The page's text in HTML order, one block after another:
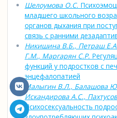
Шелоумова О.С.
младшего школьного
органов дыхания при
связь с ранними
Никишина В.Б., Петраш
Г.М., Маргарян С.Р.
функций у подростков с
энцефалопатией
Малыгин В.Л., Балашова
Искандирова А.С.,
Психосексуальность